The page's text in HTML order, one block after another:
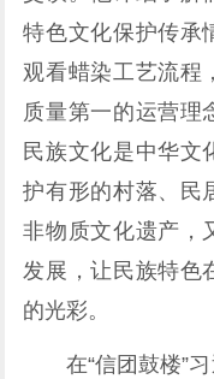
特色文化保护传承
观看蜡染工艺流程
质量第一的运营理
民族文化是中华文
护有形的村落、民
非物质文化遗产，
发展，让民族特色
的光彩。
在“信团鼓楼”习